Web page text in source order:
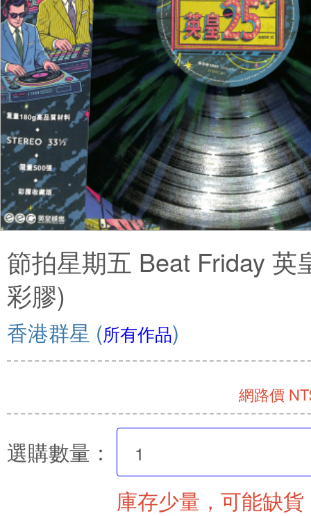
節拍星期五 Beat Friday 英
彩膠)
香港群星 (所有作品)
網路價
選購數量：
庫存少量，可能缺貨